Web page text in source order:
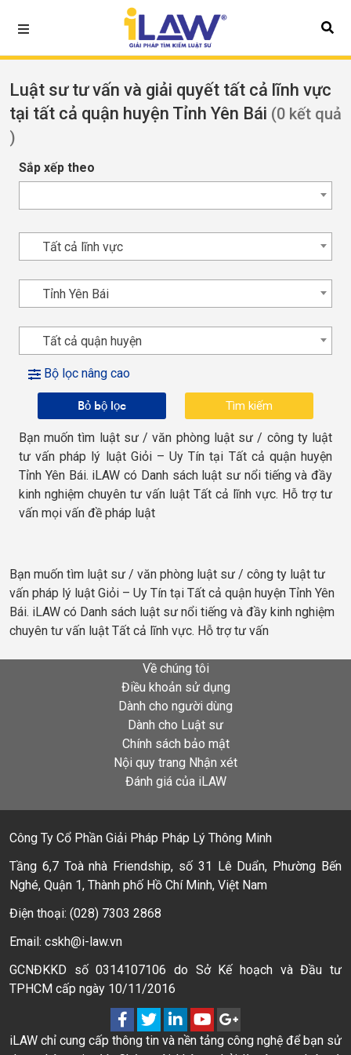
Luật sư tư vấn và giải quyết tất cả lĩnh vực
tại tất cả quận huyện Tỉnh Yên Bái (0 kết quả
)
Sắp xếp theo
Tất cả lĩnh vực
Tỉnh Yên Bái
Tất cả quận huyện
Bộ lọc nâng cao
Bỏ bộ lọc
Bạn muốn tìm luật sư / văn phòng luật sư / công ty luật
tư vấn pháp lý luật Giỏi – Uy Tín tại Tất cả quận huyện
Tỉnh Yên Bái. iLAW có Danh sách luật sư nổi tiếng và đầy
kinh nghiệm chuyên tư vấn luật Tất cả lĩnh vực. Hỗ trợ tư
vấn mọi vấn đề pháp luật
Bạn muốn tìm luật sư / văn phòng luật sư / công ty luật tư
vấn pháp lý luật Giỏi – Uy Tín tại Tất cả quận huyện Tỉnh Yên
Bái. iLAW có Danh sách luật sư nổi tiếng và đầy kinh nghiệm
chuyên tư vấn luật Tất cả lĩnh vực. Hỗ trợ tư vấn
Về chúng tôi
Điều khoản sử dụng
Dành cho người dùng
Dành cho Luật sư
Chính sách bảo mật
Nội quy trang Nhận xét
Đánh giá của iLAW
Công Ty Cổ Phần Giải Pháp Pháp Lý Thông Minh
Tầng 6,7 Toà nhà Friendship, số 31 Lê Duẩn, Phường Bến
Nghé, Quận 1, Thành phố Hồ Chí Minh, Việt Nam
Điện thoại: (028) 7303 2868
Email: cskh@i-law.vn
GCNĐKKD số 0314107106 do Sở Kế hoạch và Đầu tư
TPHCM cấp ngày 10/11/2016
iLAW chỉ cung cấp thông tin và nền tảng công nghệ để bạn sử